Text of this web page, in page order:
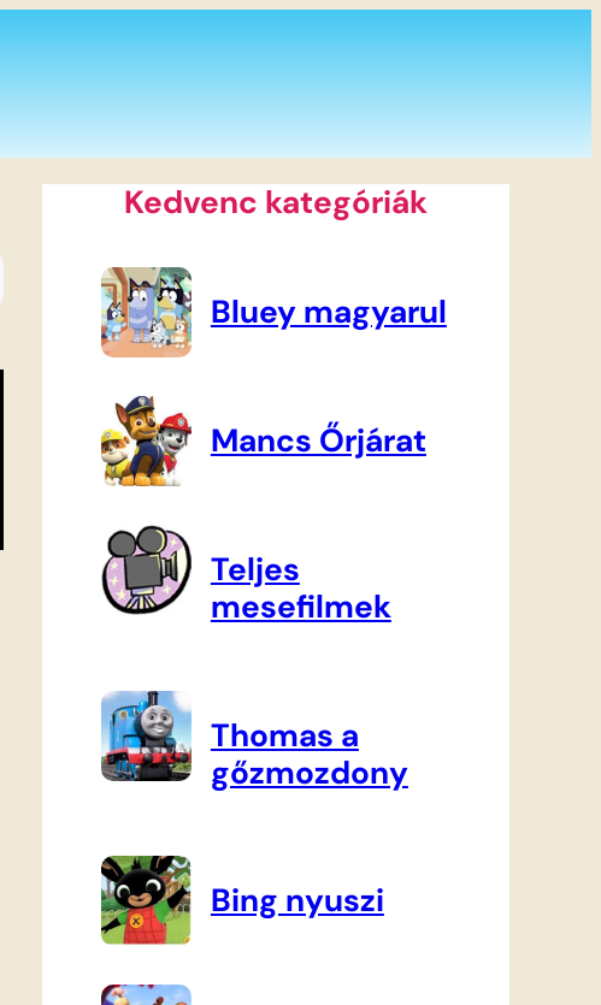
Kedvenc kategóriák
Bluey magyarul
Mancs Őrjárat
Teljes
mesefilmek
Thomas a
gőzmozdony
Bing nyuszi